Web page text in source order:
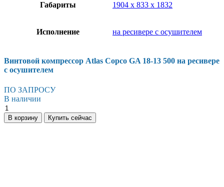
Габариты 1904 х 833 х 1832
Исполнение на ресивере с осушителем
Винтовой компрессор Atlas Copco GA 18-13 500 на ресивере
с осушителем
ПО ЗАПРОСУ
В наличии
В корзину Купить сейчас